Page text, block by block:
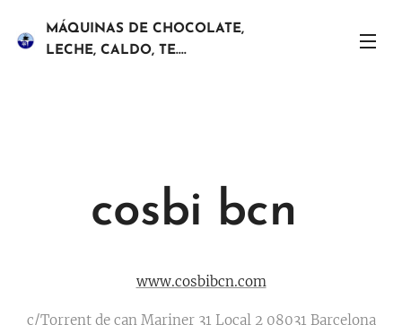
MÁQUINAS DE CHOCOLATE,
LECHE, CALDO, TE....
cosbi bcn
www.cosbibcn.com
c/Torrent de can Mariner 31 Local 2 08031 Barcelona